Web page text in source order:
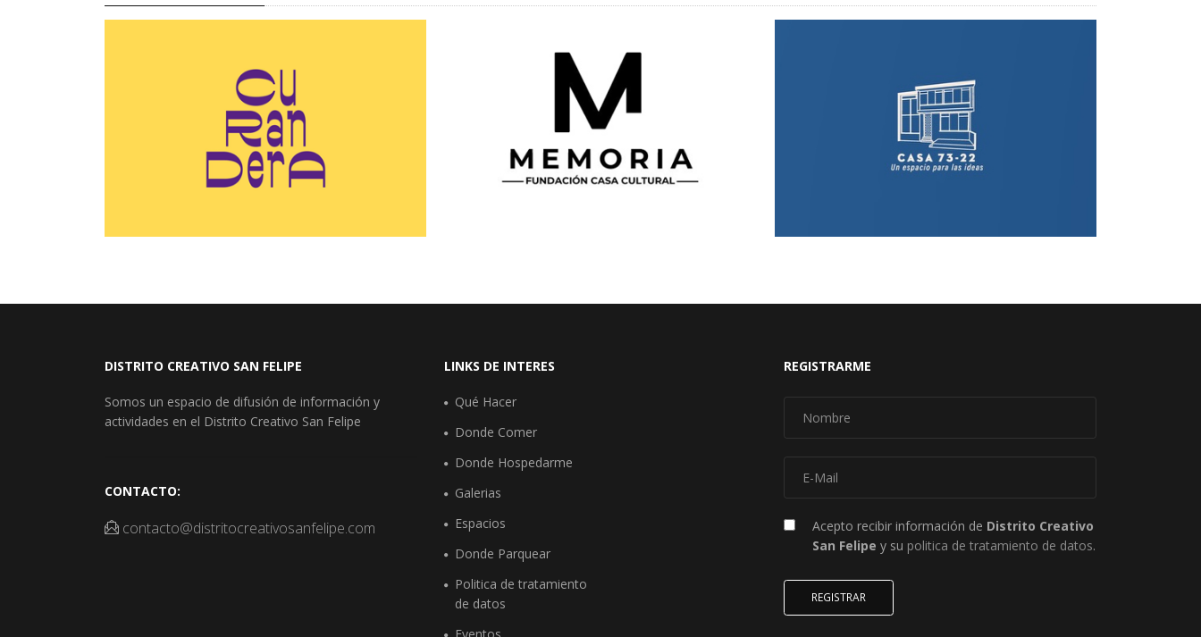
DISTRITO CREATIVO SAN FELIPE
Somos un espacio de difusión de información y
actividades en el Distrito Creativo San Felipe
CONTACTO:
contacto@distritocreativosanfelipe.com
LINKS DE INTERES
Qué Hacer
Donde Comer
Donde Hospedarme
Galerias
Espacios
Donde Parquear
Politica de tratamiento
de datos
REGISTRARME
Acepto recibir información de Distrito Creativo
San Felipe y su politica de tratamiento de datos.
REGISTRAR